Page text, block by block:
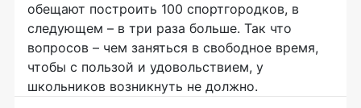
обещают построить 100 спортгородков, в
следующем – в три раза больше. Так что
вопросов – чем заняться в свободное время,
чтобы с пользой и удовольствием, у
школьников возникнуть не должно.